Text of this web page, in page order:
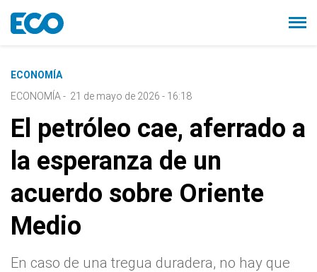
ECONOMÍA
ECONOMÍA - 21 de mayo de 2026 - 16:18
El petróleo cae, aferrado a
la esperanza de un
acuerdo sobre Oriente
Medio
En caso de una tregua duradera, no hay que